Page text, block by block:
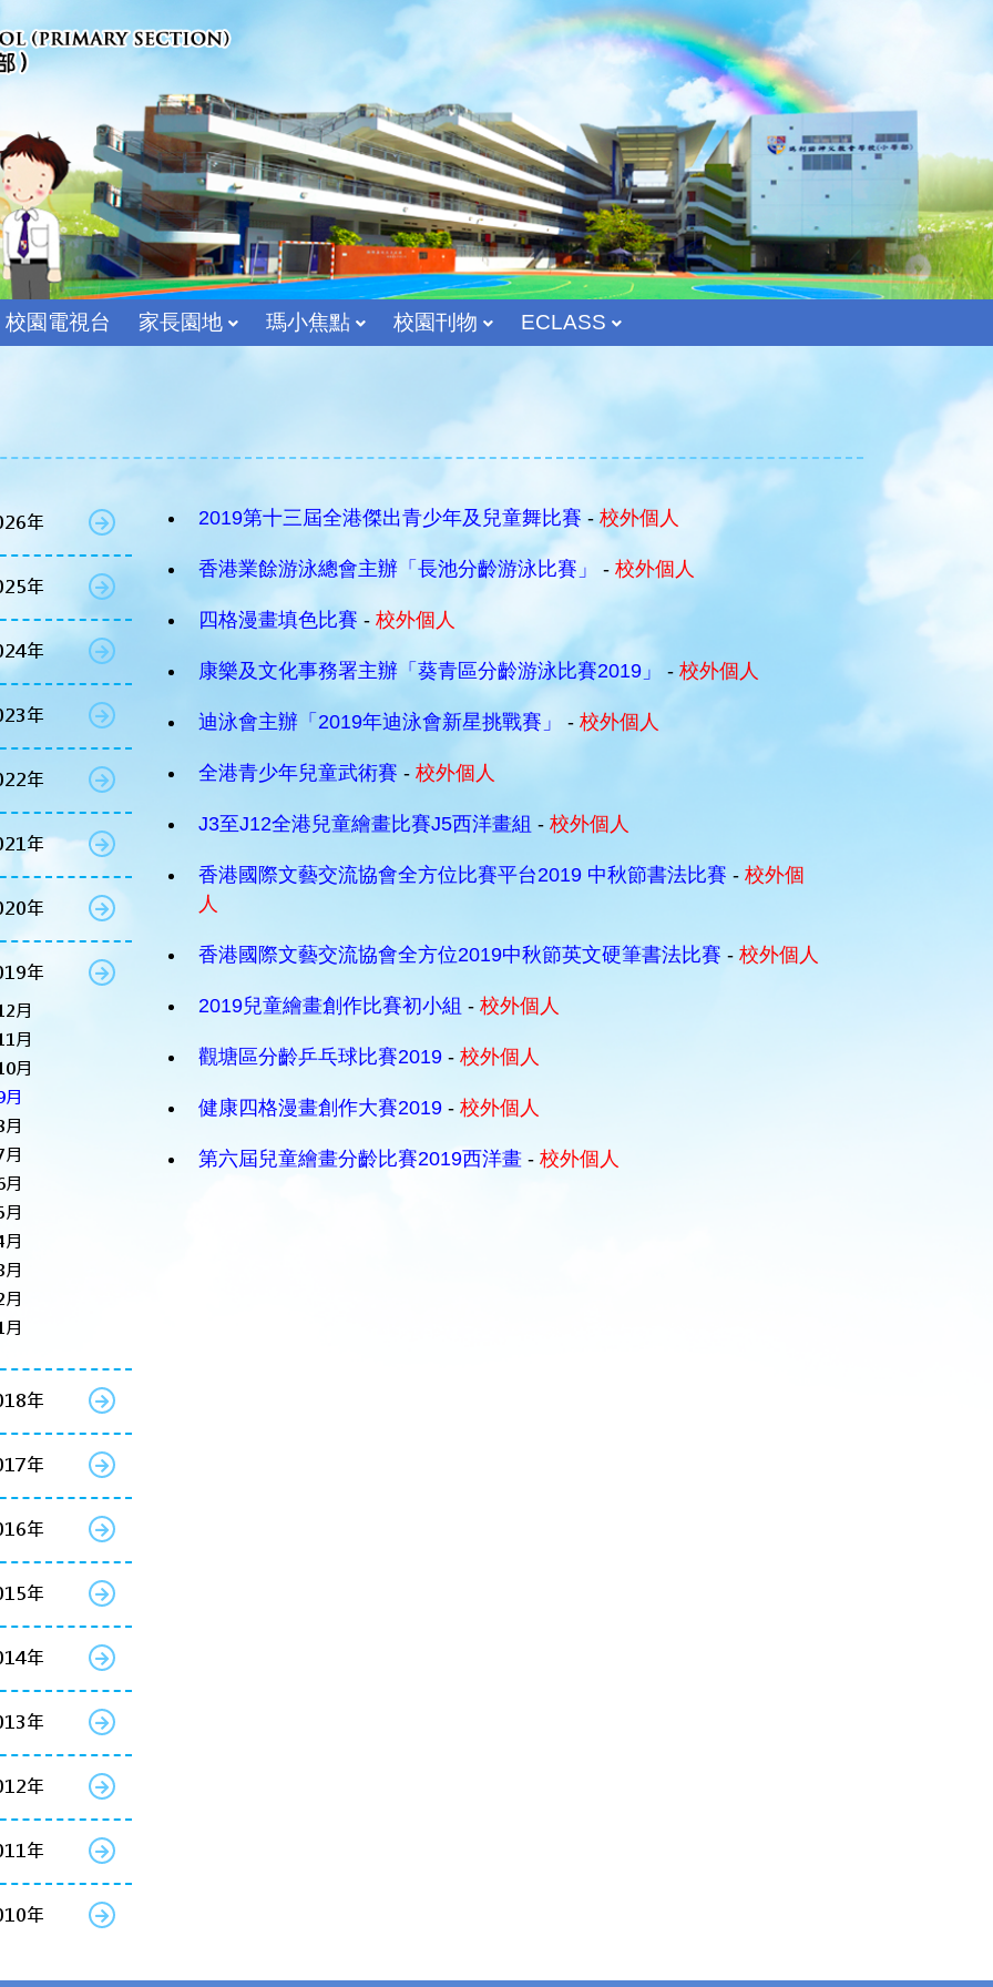
校園電視台 家長園地 瑪小焦點 校園刊物 ECLASS
年
年
年
年
年
年
年
年
月
月
月
月
月
月
月
月
月
月
月
月
年
年
年
年
年
年
年
年
年
2019第十三屆全港傑出青少年及兒童舞比賽 - 校外個人
香港業餘游泳總會主辦「長池分齡游泳比賽」 - 校外個人
四格漫畫填色比賽 - 校外個人
康樂及文化事務署主辦「葵青區分齡游泳比賽2019」 - 校外個人
迪泳會主辦「2019年迪泳會新星挑戰賽」 - 校外個人
全港青少年兒童武術賽 - 校外個人
J3至J12全港兒童繪畫比賽J5西洋畫組 - 校外個人
香港國際文藝交流協會全方位比賽平台2019 中秋節書法比賽 - 校外個
人
香港國際文藝交流協會全方位2019中秋節英文硬筆書法比賽 - 校外個人
2019兒童繪畫創作比賽初小組 - 校外個人
觀塘區分齡乒乓球比賽2019 - 校外個人
健康四格漫畫創作大賽2019 - 校外個人
第六屆兒童繪畫分齡比賽2019西洋畫 - 校外個人